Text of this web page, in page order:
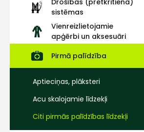
Drošības (pretkritiena)
sistēmas
Vienreizlietojamie
apģērbi un aksesuāri
Pirmā palīdzība
Aptieciņas, plāksteri
Acu skalojamie līdzekļi
Citi pirmās palīdzības līdzekļi